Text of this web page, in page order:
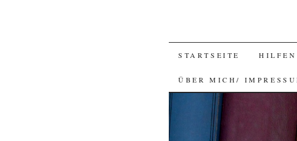
SKIP
TO
CONTENT
STARTSEITE
ÜBER MICH/